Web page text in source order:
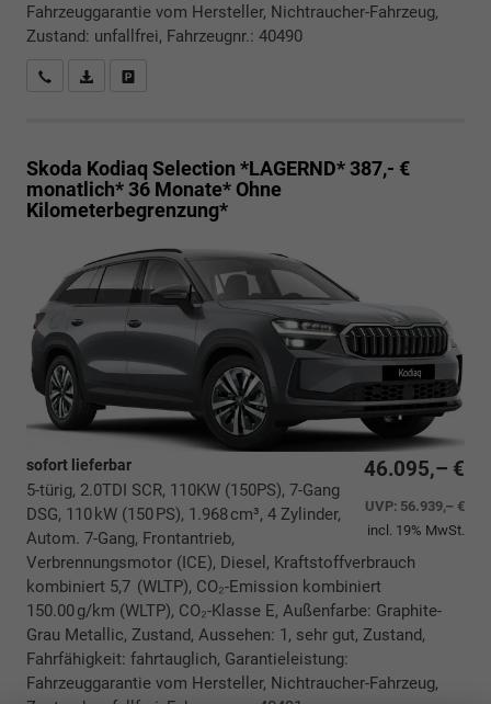
Fahrzeuggarantie vom Hersteller, Nichtraucher-Fahrzeug,
Zustand: unfallfrei, Fahrzeugnr.: 40490
Rückrufbitte absenden
PDF-Datei, Fahrzeugexposé drucken
Skoda Kodiaq Selection *LAGERND* 387,- €
monatlich* 36 Monate* Ohne
Kilometerbegrenzung*
46.095,– €
UVP: 56.939,– €
incl. 19% MwSt.
sofort lieferbar
5-türig, 2.0TDI SCR, 110KW (150PS), 7-Gang
DSG, 110 kW (150 PS), 1.968 cm³, 4 Zylinder,
Autom. 7-Gang, Frontantrieb,
Verbrennungsmotor (ICE), Diesel, Kraftstoffverbrauch
kombiniert 5,7 (WLTP), CO₂-Emission kombiniert
150.00 g/km (WLTP), CO₂-Klasse E, Außenfarbe: Graphite-
Grau Metallic, Zustand, Aussehen: 1, sehr gut, Zustand,
Fahrfähigkeit: fahrtauglich, Garantieleistung:
Fahrzeuggarantie vom Hersteller, Nichtraucher-Fahrzeug,